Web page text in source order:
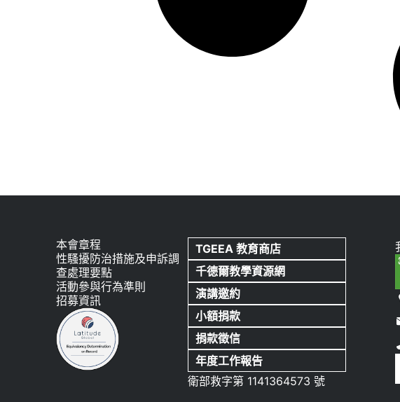
本會章程
性騷擾防治措施及申訴調
查處理要點
活動參與行為準則
招募資訊
TGEEA 教育商店
千德爾教學資源網
演講邀約
小額捐款
捐款徵信
年度工作報告
衛部救字第 1141364573 號